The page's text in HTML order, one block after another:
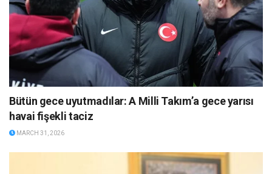
Bütün gece uyutmadılar: A Milli Takım’a gece yarısı
havai fişekli taciz
MARCH 31, 2026